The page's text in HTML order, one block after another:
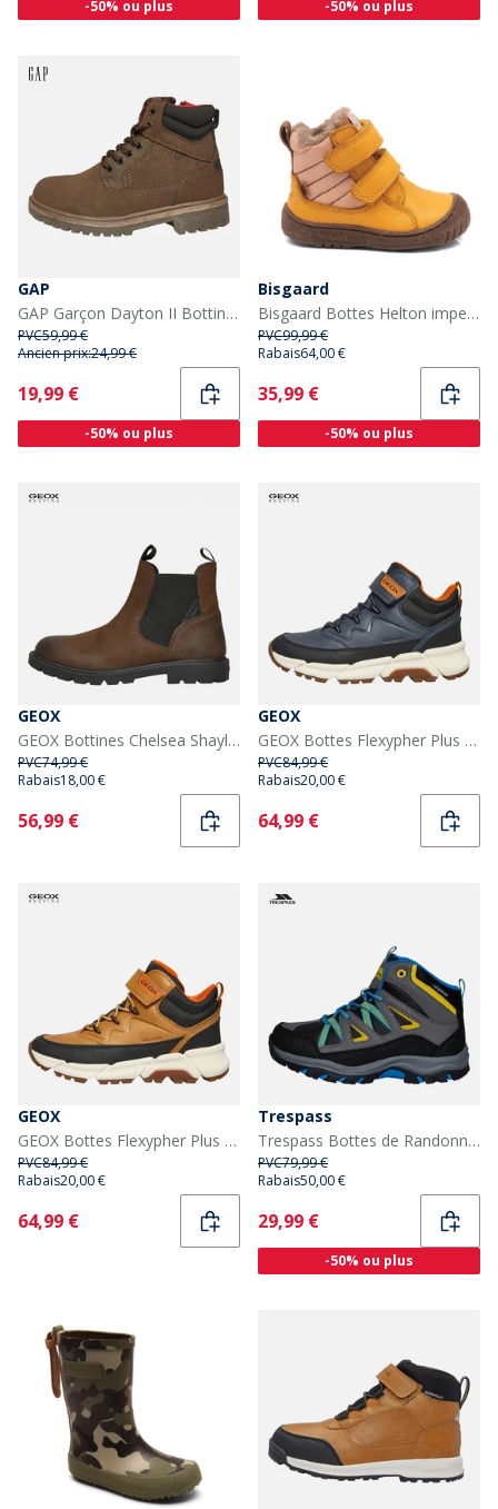
-50% ou plus -50% ou plus
GAP
GAP Garçon Dayton II Bottines Mi-haut Lacets Sepia
PVC59,99 €
Ancien prix:24,99 €
Current
19,99 €
-50% ou plus
Bisgaard
Bisgaard Bottes Helton imperméables Tex Enfant Jaune
PVC99,99 €
Rabais64,00 €
Current
35,99 €
-50% ou plus
GEOX
GEOX Bottines Chelsea Shaylax Enfant Garçon Café/Noir
PVC74,99 €
Rabais18,00 €
Current
56,99 €
GEOX
GEOX Bottes Flexypher Plus Marine/Noir jeunes Garçon
PVC84,99 €
Rabais20,00 €
Current
64,99 €
GEOX
GEOX Bottes Flexypher Plus Garçon Junior Jaune Foncé/Noir
PVC84,99 €
Rabais20,00 €
Current
64,99 €
Trespass
Trespass Bottes de Randonnée Gillon 2 Mid Waterproof Enfants Noir
PVC79,99 €
Rabais50,00 €
Current
29,99 €
-50% ou plus